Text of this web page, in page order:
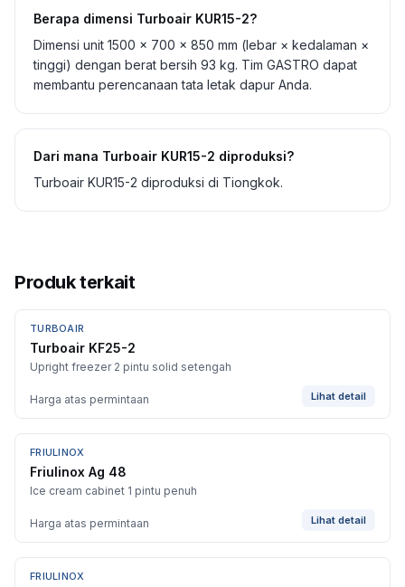
Berapa dimensi Turboair KUR15-2?
Dimensi unit 1500 × 700 × 850 mm (lebar × kedalaman ×
tinggi) dengan berat bersih 93 kg. Tim GASTRO dapat
membantu perencanaan tata letak dapur Anda.
Dari mana Turboair KUR15-2 diproduksi?
Turboair KUR15-2 diproduksi di Tiongkok.
Produk terkait
BARU
TURBOAIR
Turboair KF25-2
Upright freezer 2 pintu solid setengah
Harga atas permintaan Lihat detail
FRIULINOX
Friulinox Ag 48
Ice cream cabinet 1 pintu penuh
Harga atas permintaan Lihat detail
FRIULINOX